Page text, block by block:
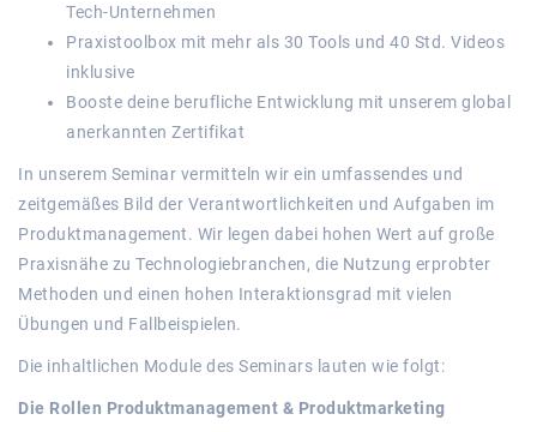
Tech-Unternehmen
Praxistoolbox mit mehr als 30 Tools und 40 Std. Videos
inklusive
Booste deine berufliche Entwicklung mit unserem global
anerkannten Zertifikat
In unserem Seminar vermitteln wir ein umfassendes und
zeitgemäßes Bild der Verantwortlichkeiten und Aufgaben im
Produktmanagement. Wir legen dabei hohen Wert auf große
Praxisnähe zu Technologiebranchen, die Nutzung erprobter
Methoden und einen hohen Interaktionsgrad mit vielen
Übungen und Fallbeispielen.
Die inhaltlichen Module des Seminars lauten wie folgt:
Die Rollen Produktmanagement & Produktmarketing